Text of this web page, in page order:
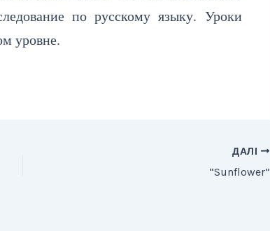
по русскому языку. Уроки
уровне.
ДАЛІ
“Sunflower”